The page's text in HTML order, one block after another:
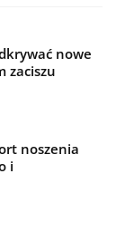
nowe
zaciszu
noszenia
i